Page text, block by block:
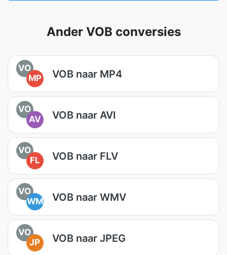
Ander VOB conversies
VO
MP
VOB naar MP4
VO
AV
VOB naar AVI
VO
FL
VOB naar FLV
VO
WM
VOB naar WMV
VO
JP
VOB naar JPEG